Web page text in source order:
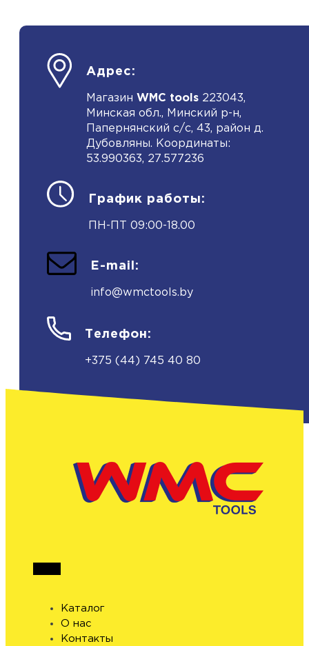
Адрес:
Магазин WMC tools 223043,
Минская обл., Минский р-н,
Папернянский с/с, 43, район д.
Дубовляны. Координаты:
53.990363, 27.577236
График работы:
ПН-ПТ 09:00-18.00
E-mail:
info@wmctools.by
Телефон:
+375 (44) 745 40 80
Каталог
О нас
Контакты